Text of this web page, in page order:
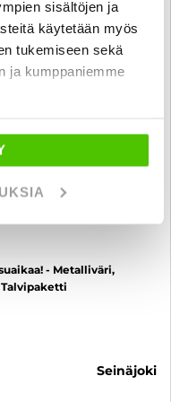
sisältöjen ja
käytetään myös
tukemiseen sekä
ja kumppaniemme
- Metalliväri,
seinäjoki